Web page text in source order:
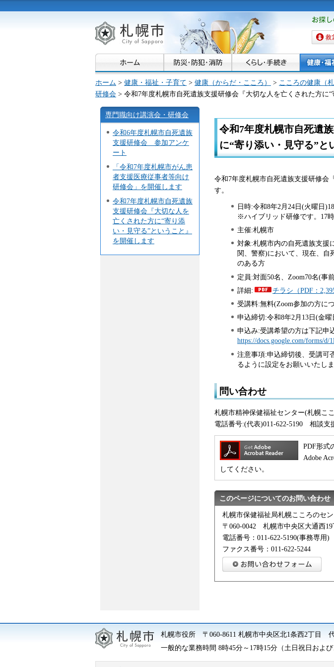
札幌市
お探
か。
救急
ホーム > 健康・福祉・子育て > 健康（からだ・こころ） > こころの健康（
研修会 > 令和7年度札幌市自死遺族支援研修会『大切な人を亡くされた方に
専門職向け講演会・研修会
令和6年度札幌市自死遺族
支援研修会 参加アンケ
ート
「令和7年度札幌市がん患
者支援医療従事者等向け
研修会」を開催します
令和7年度札幌市自死遺族
支援研修会『大切な人を
亡くされた方に“寄り添
い・見守る”ということ』
を開催します
令和7年度札幌市自死遺
に“寄り添い・見守る”と
令和7年度札幌市自死遺族支援研修会
す。
日時:令和8年2月24日(火曜日
※ハイブリッド研修です。17時
主催:札幌市
対象:札幌市内の自死遺族支援
関、警察)において、現在、自
のある方
定員:対面50名、Zoom70名(事
詳細:
チラシ（PDF：
受講料:無料(Zoom参加の方に
申込締切:令和8年2月13日(金
申込み:受講希望の方は下記申
https://docs.google.com/forms/
注意事項:申込締切後、受講可
るように設定をお願いいたしま
問い合わせ
札幌市精神保健福祉センター(札幌こ
電話番号:(代表)011-622-5190 相談
PDF形式
Adobe
してください。
このページについてのお問い合わせ
札幌市保健福祉局札幌こころのセ
〒060-0042 札幌市中央区大通西19
電話番号：011-622-5190(事務専用)
ファクス番号：011-622-5244
札幌市役所 〒060-8611 札幌市中央区北1条西2丁目
一般的な業務時間 8時45分～17時15分（土日祝日およ